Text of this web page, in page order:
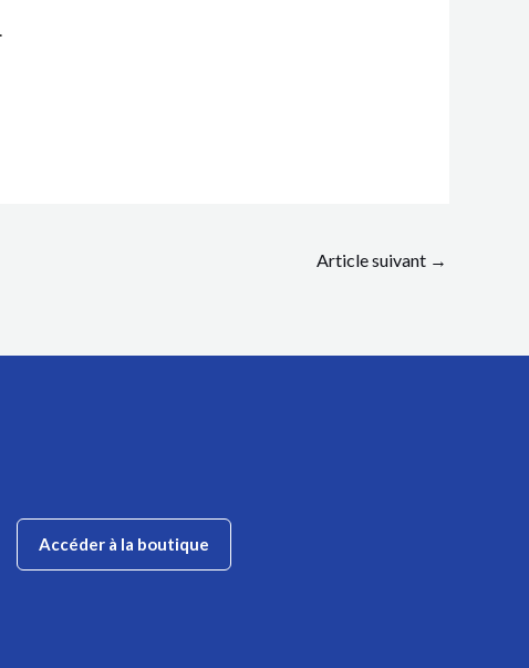
Article suivant →
Accéder à la boutique